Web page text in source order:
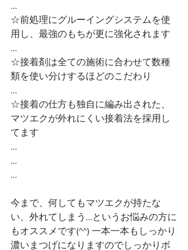
…
☆前処理にグルーイングシステムを使
用し、最強のもちが更に強化されます
…
☆接着剤は全ての施術に合わせて数種
類を使い分けするほどのこだわり
…
☆接着の仕方も独自に編み出された、
マツエクが外れにくい接着法を採用し
てます
…
…
…
今まで、何してもマツエクが持たな
い、外れてしまう…というお悩みの方に
もオススメです(^^) 一本一本もしっかり
濃いまつげになりますのでしっかりボ